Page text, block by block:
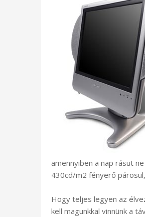
amennyiben a nap rásüt
430cd/m2 fényerő
Hogy teljes legyen az
kell magunkkal vinnünk a